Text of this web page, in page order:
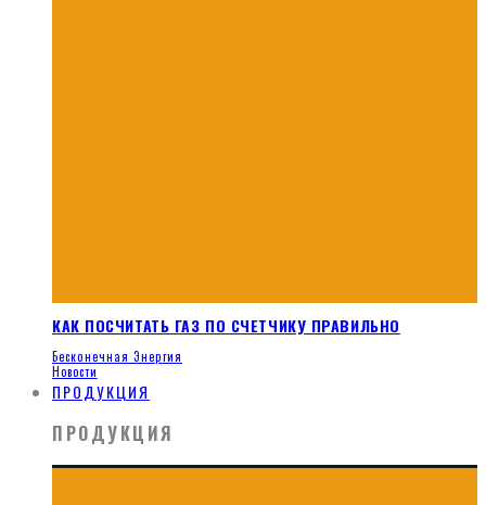
КАК ПОСЧИТАТЬ ГАЗ ПО СЧЕТЧИКУ ПРАВИЛЬНО
Бесконечная Энергия
Новости
ПРОДУКЦИЯ
ПРОДУКЦИЯ